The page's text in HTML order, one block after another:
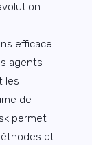
efficace
agents
les
de
permet
et